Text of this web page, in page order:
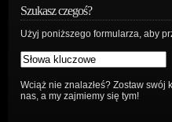
Szukasz czegoś?
Użyj poniższego formularza, aby
Wciąż nie znalazłeś? Zostaw swój
nas, a my zajmiemy się tym!